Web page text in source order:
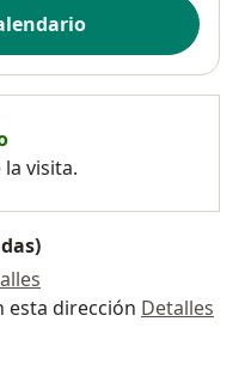
visita.
esta dirección Detalles